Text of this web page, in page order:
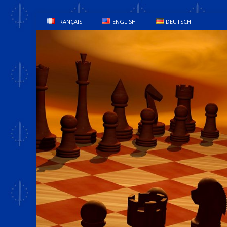
FRANÇAIS ENGLISH DEUTSCH